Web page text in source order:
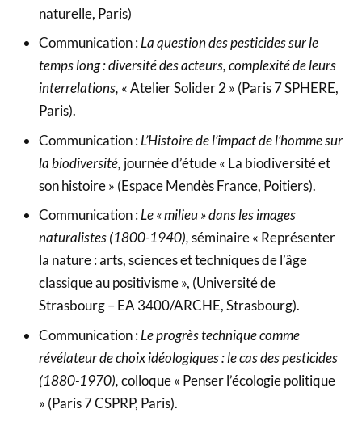
naturelle, Paris)
Communication :La question des pesticides sur le
temps long : diversité des acteurs, complexité de leurs
interrelations, « Atelier Solider 2 » (Paris 7 SPHERE,
Paris).
Communication :L’Histoire de l’impact de l’homme sur
la biodiversité, journée d’étude « La biodiversité et
son histoire » (Espace Mendès France, Poitiers).
Communication :Le « milieu » dans les images
naturalistes (1800-1940),séminaire « Représenter
la nature : arts, sciences et techniques de l’âge
classique au positivisme », (Université de
Strasbourg – EA 3400/ARCHE, Strasbourg).
Communication :Le progrès technique comme
révélateur de choix idéologiques : le cas des pesticides
(1880-1970),colloque « Penser l’écologie politique
» (Paris 7 CSPRP, Paris).